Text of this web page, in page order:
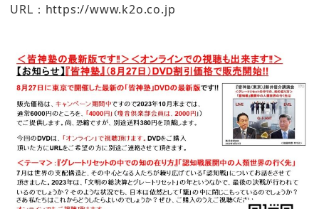
URL：https://www.k2o.co.jp